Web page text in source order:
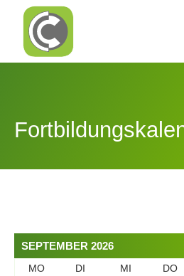
SEPTEMBER 2026
MO DI MI DO